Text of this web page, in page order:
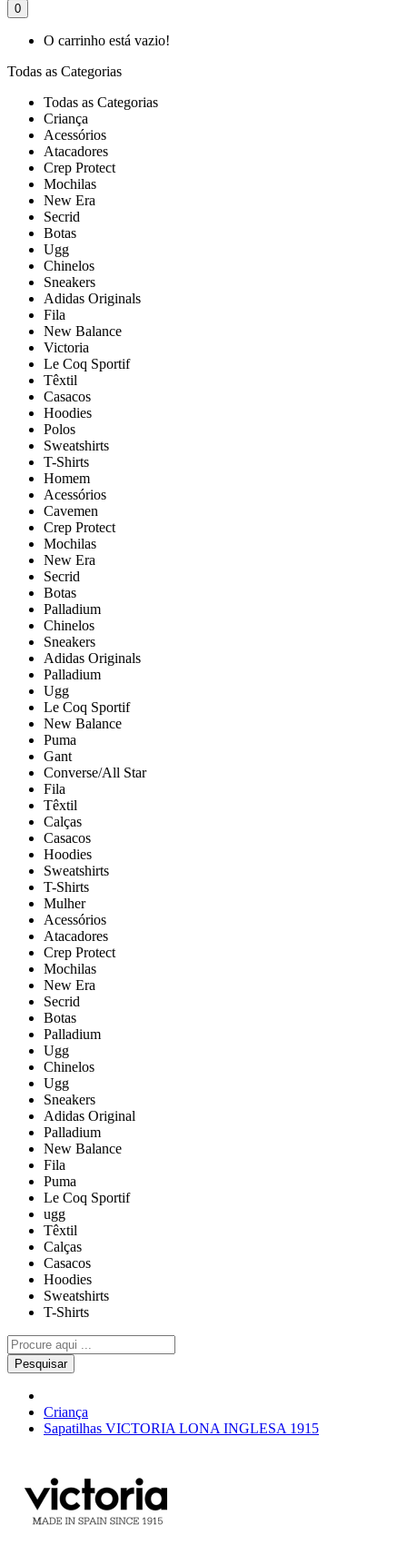
0
O carrinho está vazio!
Todas as Categorias
Todas as Categorias
Criança
Acessórios
Atacadores
Crep Protect
Mochilas
New Era
Secrid
Botas
Ugg
Chinelos
Sneakers
Adidas Originals
Fila
New Balance
Victoria
Le Coq Sportif
Têxtil
Casacos
Hoodies
Polos
Sweatshirts
T-Shirts
Homem
Acessórios
Cavemen
Crep Protect
Mochilas
New Era
Secrid
Botas
Palladium
Chinelos
Sneakers
Adidas Originals
Palladium
Ugg
Le Coq Sportif
New Balance
Puma
Gant
Converse/All Star
Fila
Têxtil
Calças
Casacos
Hoodies
Sweatshirts
T-Shirts
Mulher
Acessórios
Atacadores
Crep Protect
Mochilas
New Era
Secrid
Botas
Palladium
Ugg
Chinelos
Ugg
Sneakers
Adidas Original
Palladium
New Balance
Fila
Puma
Le Coq Sportif
ugg
Têxtil
Calças
Casacos
Hoodies
Sweatshirts
T-Shirts
Pesquisar
Criança
Sapatilhas VICTORIA LONA INGLESA 1915